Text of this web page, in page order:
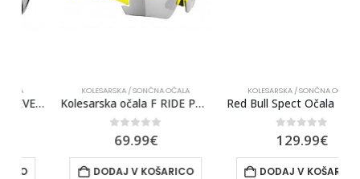
KOLESARSKA / SONČNA OČALA
Kolesarska očala F RIDE PRO clear stekla, diop.clip, fluo
out of 5
€
DODAJ V KOŠARICO
KOLESARSKA / SONČNA OČALA
Red Bull Spect Očala Fuse Zlata
out of 5
129.99€
DODAJ V KOŠARICO